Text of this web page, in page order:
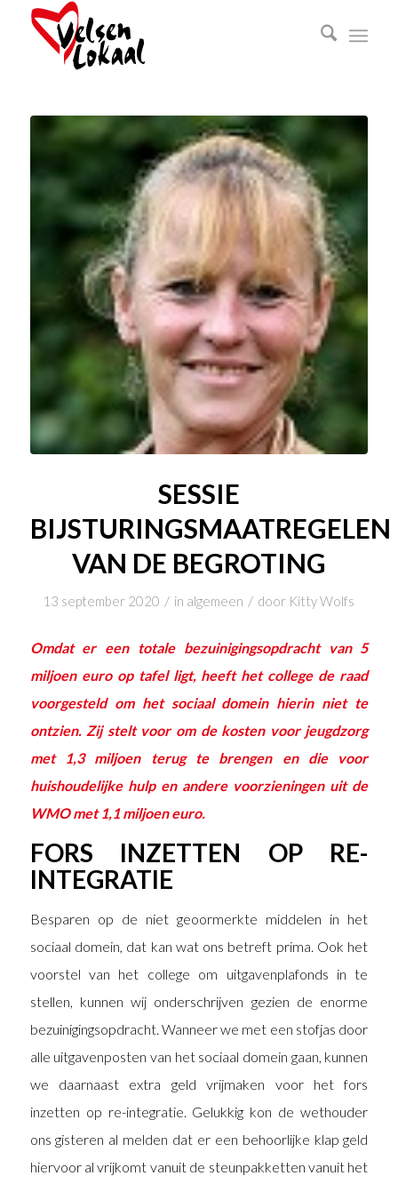
SESSIE
BIJSTURINGSMAATREGELEN
VAN DE BEGROTING
13 september 2020 / in algemeen / door Kitty Wolfs
Omdat er een totale bezuinigingsopdracht van 5
miljoen euro op tafel ligt, heeft het college de raad
voorgesteld om het sociaal domein hierin niet te
ontzien. Zij stelt voor om de kosten voor jeugdzorg
met 1,3 miljoen terug te brengen en die voor
huishoudelijke hulp en andere voorzieningen uit de
WMO met 1,1 miljoen euro.
FORS INZETTEN OP RE-
INTEGRATIE
Besparen op de niet geoormerkte middelen in het
sociaal domein, dat kan wat ons betreft prima. Ook het
voorstel van het college om uitgavenplafonds in te
stellen, kunnen wij onderschrijven gezien de enorme
bezuinigingsopdracht. Wanneer we met een stofjas door
alle uitgavenposten van het sociaal domein gaan, kunnen
we daarnaast extra geld vrijmaken voor het fors
inzetten op re-integratie. Gelukkig kon de wethouder
ons gisteren al melden dat er een behoorlijke klap geld
hiervoor al vrijkomt vanuit de steunpakketten vanuit het